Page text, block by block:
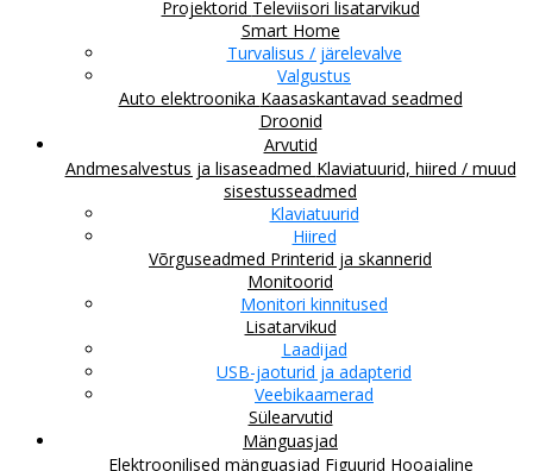
Projektorid Televiisori lisatarvikud
Smart Home
Turvalisus / järelevalve
Valgustus
Auto elektroonika Kaasaskantavad seadmed
Droonid
Arvutid
Andmesalvestus ja lisaseadmed Klaviatuurid, hiired / muud
sisestusseadmed
Klaviatuurid
Hiired
Võrguseadmed Printerid ja skannerid
Monitoorid
Monitori kinnitused
Lisatarvikud
Laadijad
USB-jaoturid ja adapterid
Veebikaamerad
Sülearvutid
Mänguasjad
Elektroonilised mänguasjad Figuurid Hooajaline